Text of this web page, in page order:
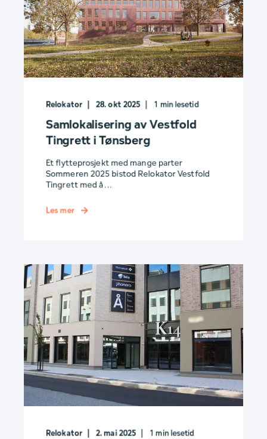
Relokator 28. okt 2025 1 min lesetid
Samlokalisering av Vestfold
Tingrett i Tønsberg
Et flytteprosjekt med mange parter
Sommeren 2025 bistod Relokator Vestfold
Tingrett med å ...
Les mer
Relokator 2. mai 2025 1min lesetid